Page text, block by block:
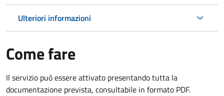
Ulteriori informazioni
Come fare
Il servizio può essere attivato presentando tutta la
documentazione prevista, consultabile in formato PDF.